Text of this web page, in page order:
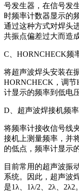
号发生器，在信号发
时频率计数器显示的
通过这种方式对焊头
共振点偏差过大而造
C、HORNCHECK频
将超声波焊头安装在
HORNCHECK，调
计显示的频率到低电
D、超声波焊接机频
将频率计接收信号线
接机上测量频率，并
的低点，频率计显示
目前常用的超声波振
系统。因此，超声波
是1λ、1λ/2、2λ、